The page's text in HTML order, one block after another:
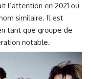
l’attention en 2021 ou
similaire. Il est
tant que groupe de
notable.